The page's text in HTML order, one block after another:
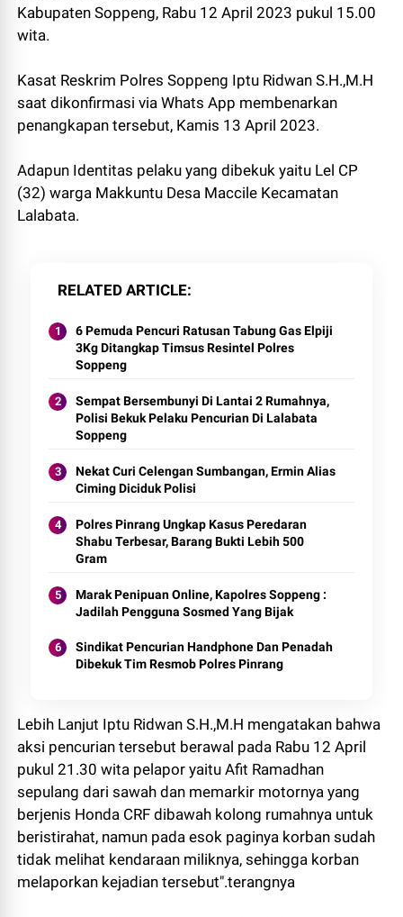
Kabupaten Soppeng, Rabu 12 April 2023 pukul 15.00
wita.
Kasat Reskrim Polres Soppeng Iptu Ridwan S.H.,M.H
saat dikonfirmasi via Whats App membenarkan
penangkapan tersebut, Kamis 13 April 2023.
Adapun Identitas pelaku yang dibekuk yaitu Lel CP
(32) warga Makkuntu Desa Maccile Kecamatan
Lalabata.
RELATED ARTICLE
6 Pemuda Pencuri Ratusan Tabung Gas Elpiji
3Kg Ditangkap Timsus Resintel Polres
Soppeng
Sempat Bersembunyi Di Lantai 2 Rumahnya,
Polisi Bekuk Pelaku Pencurian Di Lalabata
Soppeng
Nekat Curi Celengan Sumbangan, Ermin Alias
Ciming Diciduk Polisi
Polres Pinrang Ungkap Kasus Peredaran
Shabu Terbesar, Barang Bukti Lebih 500
Gram
Marak Penipuan Online, Kapolres Soppeng :
Jadilah Pengguna Sosmed Yang Bijak
Sindikat Pencurian Handphone Dan Penadah
Dibekuk Tim Resmob Polres Pinrang
Lebih Lanjut Iptu Ridwan S.H.,M.H mengatakan bahwa
aksi pencurian tersebut berawal pada Rabu 12 April
pukul 21.30 wita pelapor yaitu Afit Ramadhan
sepulang dari sawah dan memarkir motornya yang
berjenis Honda CRF dibawah kolong rumahnya untuk
beristirahat, namun pada esok paginya korban sudah
tidak melihat kendaraan miliknya, sehingga korban
melaporkan kejadian tersebut".terangnya